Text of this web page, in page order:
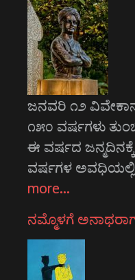
ಜನವರಿ ೧೨
೧೫೦ ವರ್ಷಗಳು
ಈ ವರ್ಷದ
ವರ್ಷಗಳ ಅವಧಿಯಲ್ಲಿ
more…
ನಮ್ಮೊಳಗೆ